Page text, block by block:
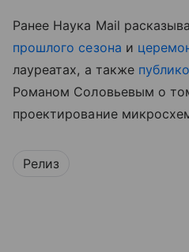
Ранее Наука Mail
прошлого сезона и
лауреатах, а также
Романом Соловьевым о
проектирование
Релиз